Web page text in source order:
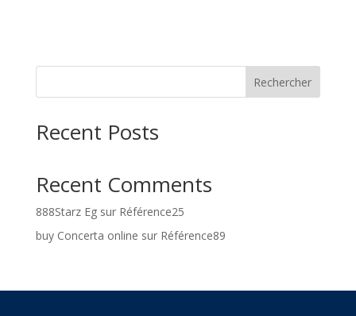
Rechercher
Recent Posts
Recent Comments
888Starz Egsur Référence25
buy Concerta online sur Référence89